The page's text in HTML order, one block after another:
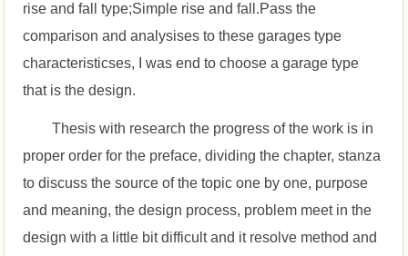
rise and fall type;Simple rise and fall.Pass the
comparison and analysises to these garages type
characteristicses, I was end to choose a garage type
that is the design.
Thesis with research the progress of the work is in
proper order for the preface, dividing the chapter, stanza
to discuss the source of the topic one by one, purpose
and meaning, the design process, problem meet in the
design with a little bit difficult and it resolve method and